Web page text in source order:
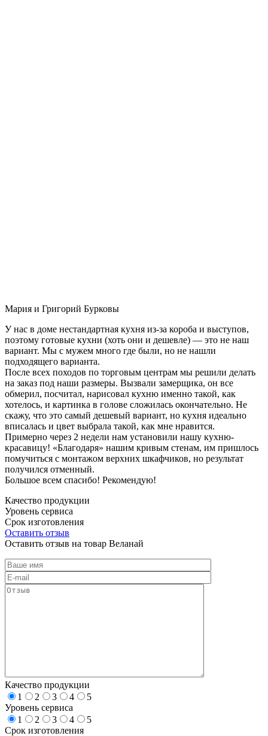
Мария и Григорий Бурковы
У нас в доме нестандартная кухня из-за короба и выступов,
поэтому готовые кухни (хоть они и дешевле) — это не наш
вариант. Мы с мужем много где были, но не нашли
подходящего варианта.
После всех походов по торговым центрам мы решили делать
на заказ под наши размеры. Вызвали замерщика, он все
обмерил, посчитал, нарисовал кухню именно такой, как
хотелось, и картинка в голове сложилась окончательно. Не
скажу, что это самый дешевый вариант, но кухня идеально
вписалась и цвет выбрала такой, как мне нравится.
Примерно через 2 недели нам установили нашу кухню-
красавицу! «Благодаря» нашим кривым стенам, им пришлось
помучиться с монтажом верхних шкафчиков, но результат
получился отменный.
Большое всем спасибо! Рекомендую!
Качество продукции
Уровень сервиса
Срок изготовления
Оставить отзыв
Оставить отзыв на товар Веланай
Качество продукции
1
2 3 4
5
Уровень сервиса
1
2 3 4
5
Срок изготовления